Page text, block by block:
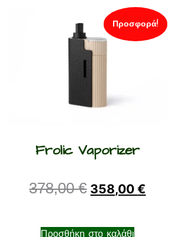
Προσφορά!
Frolic Vaporizer
378,00€ 358,00€
Προσθήκη στο καλάθι